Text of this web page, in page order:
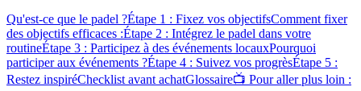
Qu'est-ce que le padel ?Étape 1 : Fixez vos objectifsComment fixer
des objectifs efficaces :Étape 2 : Intégrez le padel dans votre
routineÉtape 3 : Participez à des événements locauxPourquoi
participer aux événements ?Étape 4 : Suivez vos progrèsÉtape 5 :
Restez inspiréChecklist avant achatGlossaire📺 Pour aller plus loin :